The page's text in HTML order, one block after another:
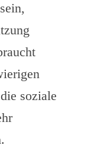
soziale